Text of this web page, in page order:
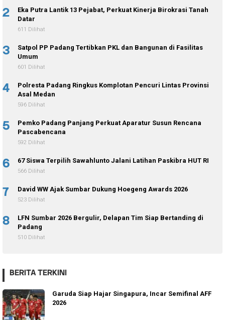
2
Eka Putra Lantik 13 Pejabat, Perkuat Kinerja Birokrasi Tanah
Datar
611 Dilihat
3
Satpol PP Padang Tertibkan PKL dan Bangunan di Fasilitas
Umum
601 Dilihat
4
Polresta Padang Ringkus Komplotan Pencuri Lintas Provinsi
Asal Medan
596 Dilihat
5
Pemko Padang Panjang Perkuat Aparatur Susun Rencana
Pascabencana
592 Dilihat
6 67 Siswa Terpilih Sawahlunto Jalani Latihan Paskibra HUT RI
566 Dilihat
7 David WW Ajak Sumbar Dukung Hoegeng Awards 2026
523 Dilihat
8
LFN Sumbar 2026 Bergulir, Delapan Tim Siap Bertanding di
Padang
510 Dilihat
BERITA TERKINI
Garuda Siap Hajar Singapura, Incar Semifinal AFF
2026